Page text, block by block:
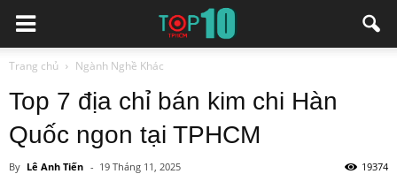
Trang chủ Ngành Nghề Khác
Top 7 địa chỉ bán kim chi Hàn
Quốc ngon tại TPHCM
By Lê Anh Tiến - 19 Tháng 11, 2025 19374